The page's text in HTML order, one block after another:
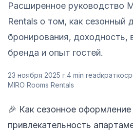
Расширенное руководство
Rentals о том, как сезонный
бронирования, доходность,
бренда и опыт гостей.
23 ноября 2025 г.4 min read
MIRO Rooms Rentals
🎉 Как сезонное оформление
привлекательность